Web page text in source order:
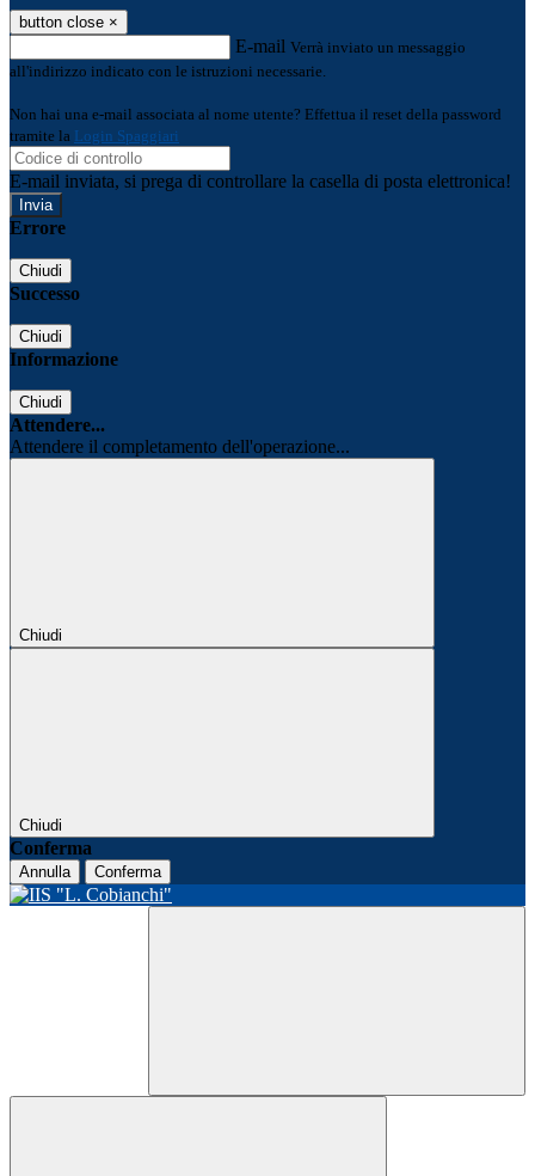
button close ×
E-mail Verrà inviato un messaggio
all'indirizzo indicato con le istruzioni necessarie.
Non hai una e-mail associata al nome utente? Effettua il reset della password
tramite la Login Spaggiari
E-mail inviata, si prega di controllare la casella di posta elettronica!
Errore
Chiudi
Successo
Chiudi
Informazione
Chiudi
Attendere...
Attendere il completamento dell'operazione...
Chiudi
Chiudi
Conferma
Annulla Conferma